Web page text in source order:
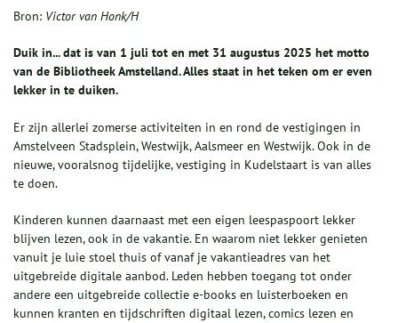
Bron: Victor van Honk/H
Duik in... dat is van 1 juli tot en met 31 augustus 2025 het motto
van de Bibliotheek Amstelland. Alles staat in het teken om er even
lekker in te duiken.
Er zijn allerlei zomerse activiteiten in en rond de vestigingen in
Amstelveen Stadsplein, Westwijk, Aalsmeer en Westwijk. Ook in de
nieuwe, vooralsnog tijdelijke, vestiging in Kudelstaart is van alles
te doen.
Kinderen kunnen daarnaast met een eigen leespaspoort lekker
blijven lezen, ook in de vakantie. En waarom niet lekker genieten
vanuit je luie stoel thuis of vanaf je vakantieadres van het
uitgebreide digitale aanbod. Leden hebben toegang tot onder
andere een uitgebreide collectie e-books en luisterboeken en
kunnen kranten en tijdschriften digitaal lezen, comics lezen en